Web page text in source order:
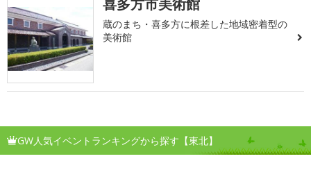
喜多方市美術館
蔵のまち・喜多方に根差した地域密着型の
美術館
GW人気イベントランキングから探す【東北】